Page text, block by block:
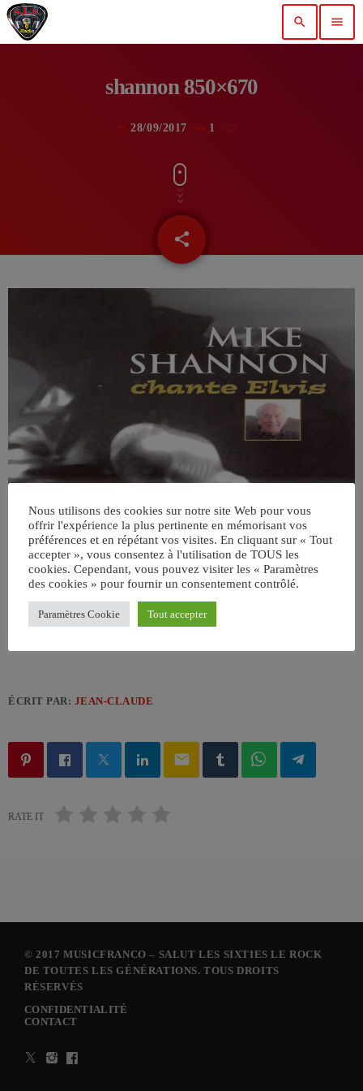
search menu
shannon 850×670
28/09/2017 1
share
email
ÉCRIT PAR: JEAN-CLAUDE
email
RATE IT
© 2017 MUSICFRANCO – SALUT LES SIXTIES LE ROCK
DE TOUTES LES GÉNÉRATIONS. TOUS DROITS
RÉSERVÉS
CONFIDENTIALITÉ
CONTACT
Nous utilisons des cookies sur notre site Web pour vous
offrir l'expérience la plus pertinente en mémorisant vos
préférences et en répétant vos visites. En cliquant sur « Tout
accepter », vous consentez à l'utilisation de TOUS les
cookies. Cependant, vous pouvez visiter les « Paramètres
des cookies » pour fournir un consentement contrôlé.
Paramètres Cookie Tout accepter